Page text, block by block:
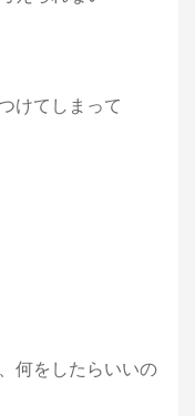
けてしまって
何をしたらいいの